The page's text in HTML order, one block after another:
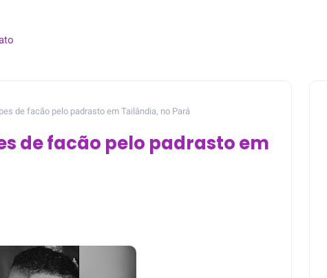
de facão pelo padrasto em Tailândia, no Pará
de facão pelo padrasto em